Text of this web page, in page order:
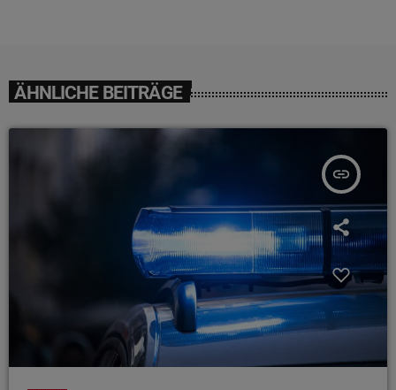
ÄHNLICHE BEITRÄGE
insert_link